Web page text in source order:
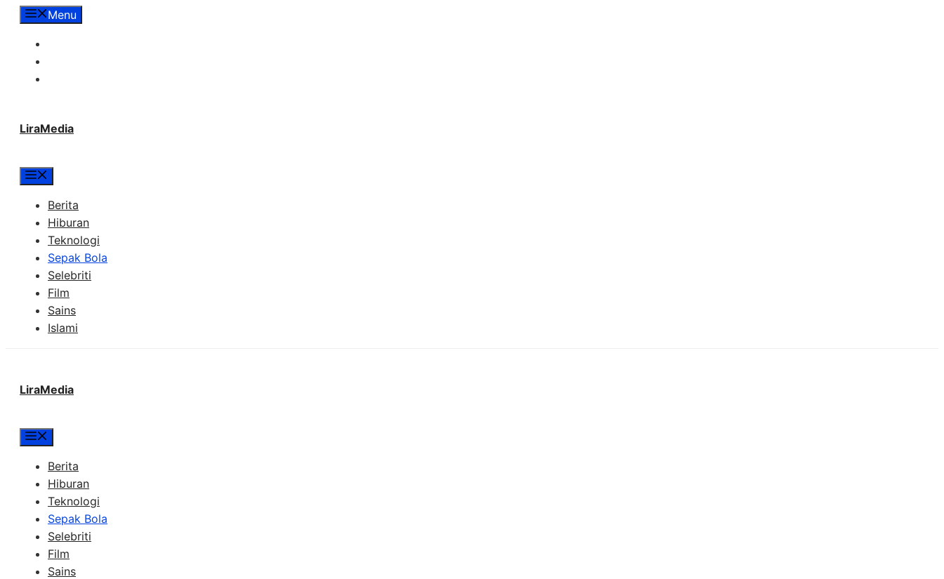
LangsungMenu
LiraMedia
Berita
Hiburan
Teknologi
Sepak Bola
Selebriti
Film
Sains
Islami
LiraMedia
Berita
Hiburan
Teknologi
Sepak Bola
Selebriti
Film
Sains